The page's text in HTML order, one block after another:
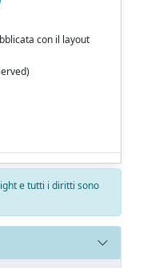
con il layout
e tutti i diritti sono